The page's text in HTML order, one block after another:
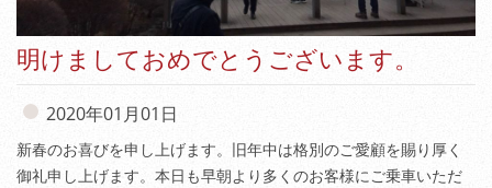
明けましておめでとうございます。
2020年01月01日
新春のお喜びを申し上げます。旧年中は格別のご愛顧を賜り厚く
御礼申し上げます。本日も早朝より多くのお客様にご乗車いただ